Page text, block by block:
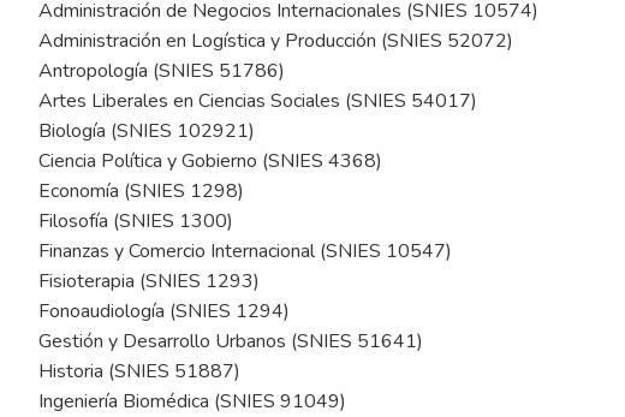
Administración de Negocios Internacionales (SNIES 10574)
Administración en Logística y Producción (SNIES 52072)
Antropología (SNIES 51786)
Artes Liberales en Ciencias Sociales (SNIES 54017)
Biología (SNIES 102921)
Ciencia Política y Gobierno (SNIES 4368)
Economía (SNIES 1298)
Filosofía (SNIES 1300)
Finanzas y Comercio Internacional (SNIES 10547)
Fisioterapia (SNIES 1293)
Fonoaudiología (SNIES 1294)
Gestión y Desarrollo Urbanos (SNIES 51641)
Historia (SNIES 51887)
Ingeniería Biomédica (SNIES 91049)